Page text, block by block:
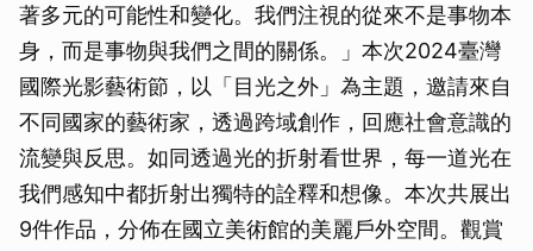
著多元的可能性和變化。我們注視的從來不是事物本
身，而是事物與我們之間的關係。」本次2024臺灣
國際光影藝術節，以「目光之外」為主題，邀請來自
不同國家的藝術家，透過跨域創作，回應社會意識的
流變與反思。如同透過光的折射看世界，每一道光在
我們感知中都折射出獨特的詮釋和想像。本次共展出
9件作品，分佈在國立美術館的美麗戶外空間。觀賞